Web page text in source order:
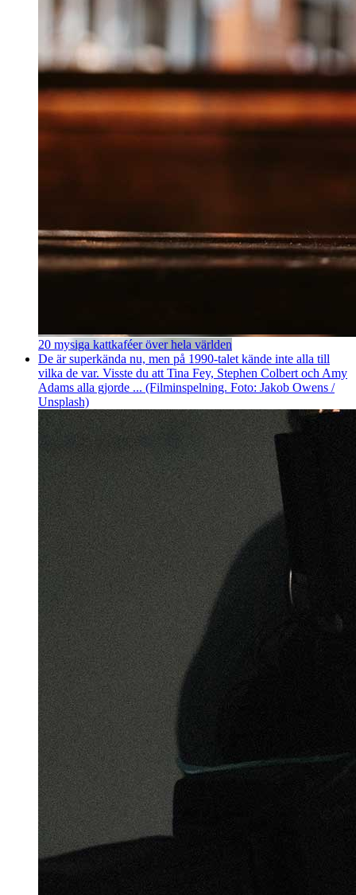
20 mysiga kattkaféer över hela världen
De är superkända nu, men på 1990-talet kände inte alla till
vilka de var. Visste du att Tina Fey, Stephen Colbert och Amy
Adams alla gjorde ... (Filminspelning. Foto: Jakob Owens /
Unsplash)